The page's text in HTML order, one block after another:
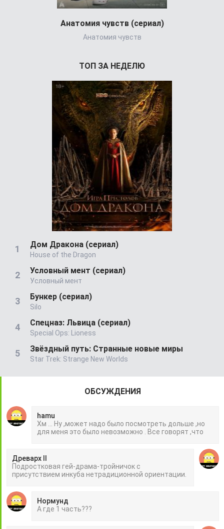
Анатомия чувств (сериал)
Анатомия чувств
ТОП ЗА НЕДЕЛЮ
Дом Дракона (сериал)
House of the Dragon
Условный мент (сериал)
Условный мент
Бункер (сериал)
Silo
Спецназ: Львица (сериал)
Special Ops: Lioness
Звёздный путь: Странные новые миры
Star Trek: Strange New Worlds
ОБСУЖДЕНИЯ
hamu
Хм ... Ну ,может надо было посмотреть дольше ,но
для меня это было невозможно . Все говорят ,что
Древарх II
Подростковая гей-драма-тройничок с
присутствием инкуба нетрадиционной ориентации.
Нормунд
А где 1 часть???